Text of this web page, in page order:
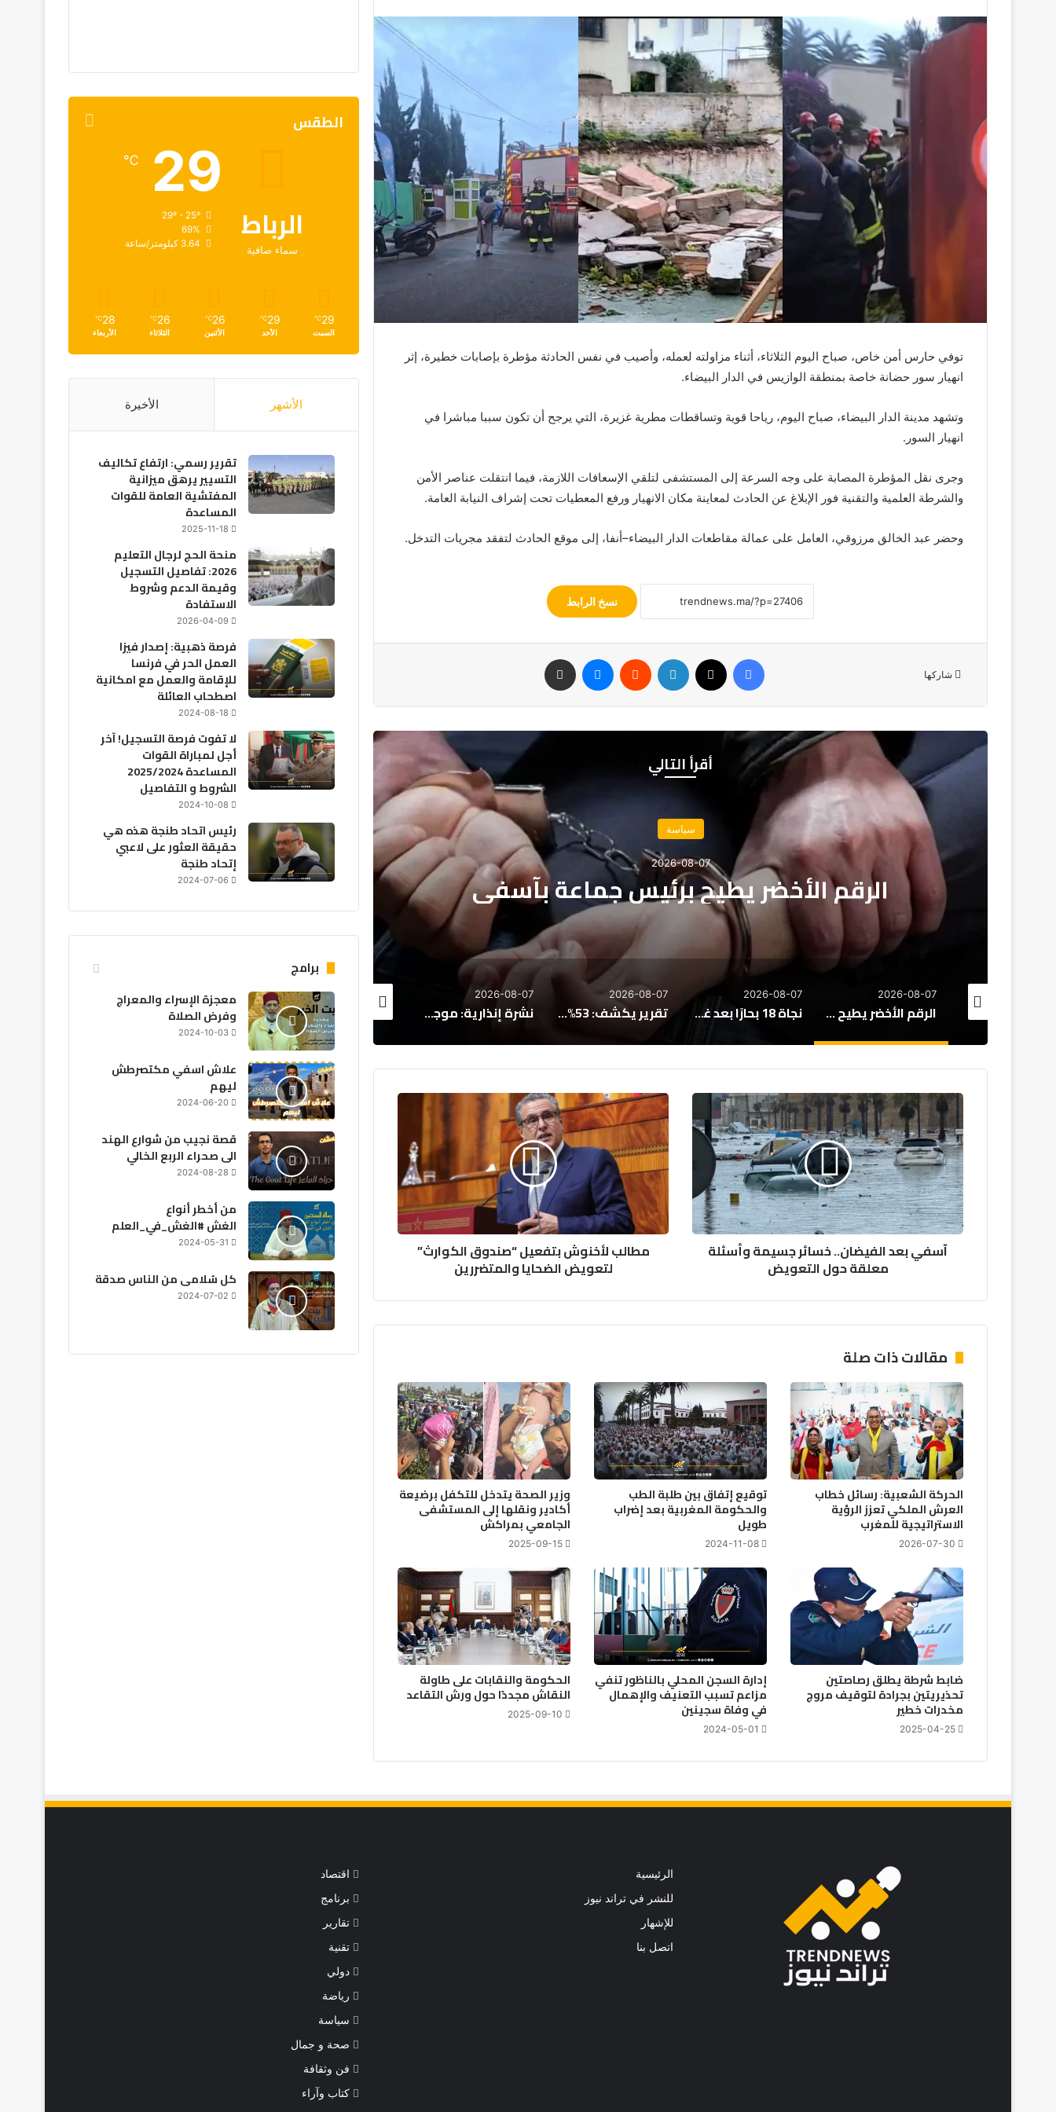
توفي حارس أمن خاص، صباح اليوم الثلاثاء، أثناء مزاولته لعمله، وأصيب في نفس الحادثة مؤطرة بإصابات خطيرة، إثر
انهيار سور حضانة خاصة بمنطقة الوازيس في الدار البيضاء.
وتشهد مدينة الدار البيضاء، صباح اليوم، رياحا قوية وتساقطات مطرية غزيرة، التي يرجح أن تكون سببا مباشرا في
انهيار السور.
وجرى نقل المؤطرة المصابة على وجه السرعة إلى المستشفى لتلقي الإسعافات اللازمة، فيما انتقلت عناصر الأمن
والشرطة العلمية والتقنية فور الإبلاغ عن الحادث لمعاينة مكان الانهيار ورفع المعطيات تحت إشراف النيابة العامة.
وحضر عبد الخالق مرزوقي، العامل على عمالة مقاطعات الدار البيضاء–أنفا، إلى موقع الحادث لتفقد مجريات التدخل.
نسخ الرابط
شاركها
فيسبوك لينكدإن ماسنجر
أقرأ التالي
سياسة
2026-08-07
الأخضر يطيح برئيس جماعة بآسفي
2026-08-07
نجاة 18 بحارًا بعد غرق مركب صيد للسردين قبالة
سواحل الداخلة
2026-08-07
الرقم الأخضر يطيح برئيس جماعة بآسفي
2026-08-07
نجاة 18 بحارًا بعد غرق مركب صيد للسردين قبالة سواحل الداخلة
2026-08-07
تقرير يكشف: 53% من المغاربة يفكرون في الهجرة، و65% يرفضون عمل الأجانب
2026-08-07
نشرة إنذارية: موجة حر وزخات رعدية بعدد من مناطق المملكة
2026-08-07
تنسيقية الموظفين تطالب بإدراج “التوقيت الميسر” في الحوار الاجتماعي
2026-08-06
الحكومة: اعتماد نظام 8 ساعات إلزامي في الحراسة الخاصة ومنع صفقات 12 ساعة
2026-08-06
آسفي
الفيضان..
خسائر
جسيمة
وأسئلة
معلقة
حول
التعويض
آسفي بعد الفيضان.. خسائر جسيمة وأسئلة
معلقة حول التعويض
مطالب
لأخنوش
بتفعيل
“صندوق
الكوارث”
لتعويض
الضحايا
والمتضررين
مطالب لأخنوش بتفعيل “صندوق الكوارث”
لتعويض الضحايا والمتضررين
مقالات ذات صلة
الحركة الشعبية: رسائل خطاب
العرش الملكي تعزز الرؤية
الاستراتيجية للمغرب
2026-07-30
توقيع إتفاق بين طلبة الطب
والحكومة المغربية بعد إضراب
طويل
2024-11-08
وزير الصحة يتدخل للتكفل برضيعة
أكادير ونقلها إلى المستشفى
الجامعي بمراكش
2025-09-15
ضابط شرطة يطلق رصاصتين
تحذيريتين بجرادة لتوقيف مروج
مخدرات خطير
2025-04-25
إدارة السجن المحلي بالناظور تنفي
مزاعم تسبب التعنيف والإهمال
في وفاة سجينين
2024-05-01
الحكومة والنقابات على طاولة
النقاش مجددًا حول ورش التقاعد
2025-09-10
الطقس
الرباط
سماء صافية
29
℃
69%
3.64 كيلومتر/ساعة
29
℃
السبت
29
℃
الأحد
26
℃
الأثنين
26
℃
الثلاثاء
28
℃
الأربعاء
الأشهر الأخيرة
تقرير رسمي: ارتفاع تكاليف
التسيير يرهق ميزانية
المفتشية العامة للقوات
المساعدة
2025-11-18
منحة الحج لرجال التعليم
2026: تفاصيل التسجيل
وقيمة الدعم وشروط
الاستفادة
2026-04-09
فرصة ذهبية: إصدار فيزا
العمل الحر في فرنسا
للإقامة والعمل مع امكانية
اصطحاب العائلة
2024-08-18
لا تفوت فرصة التسجيل! آخر
أجل لمباراة القوات
المساعدة 2025/2024
الشروط و التفاصيل
2024-10-08
رئيس اتحاد طنجة هذه هي
حقيقة العثور على لاعبي
إتحاد طنجة
2024-07-06
برامج
معجزة الإسراء والمعراج
وفرض الصلاة
2024-10-03
علاش اسفي مكتصرطش
ليهم
2024-06-20
قصة نجيب من شوارع الهند
الى صحراء الربع الخالي
2024-08-28
من أخطر أنواع
الغش #الغش_في_العلم
2024-05-31
كل سُلامى من الناس صدقة
2024-07-02
الرئيسية
للنشر في تراند نيوز
للإشهار
اتصل بنا
اقتصاد
برنامج
تقارير
تقنية
دولي
رياضة
سياسة
صحة و جمال
فن وثقافة
كتاب وآراء